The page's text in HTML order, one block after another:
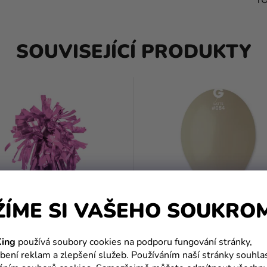
SI VAŠEHO
používá soubory cookies na podporu fungování stránky,
reklam a zlepšení služeb. Používáním naší stránky
SOUVISEJÍCÍ PRODUKTY
na balóny - růžové Balónek pastelový latte 26